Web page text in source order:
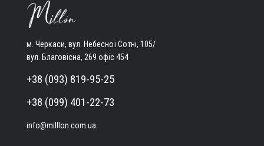
м. Черкаси, вул. Небесної Сотні, 105/
вул. Благовісна, 269 офіс 454
+38 (093) 819-95-25
+38 (099) 401-22-73
info@milllon.com.ua